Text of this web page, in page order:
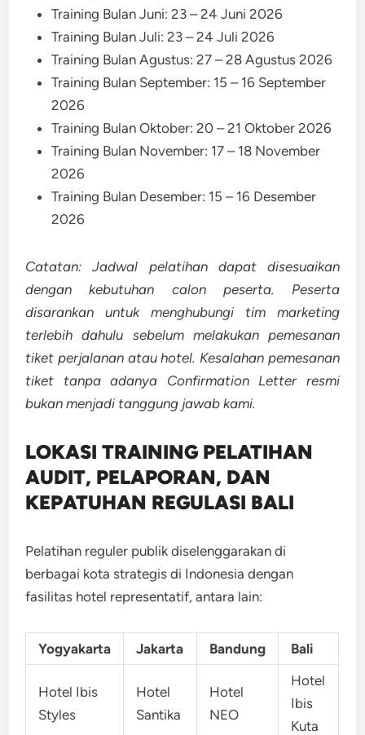
Training Bulan Juni: 23 – 24 Juni 2026
Training Bulan Juli: 23 – 24 Juli 2026
Training Bulan Agustus: 27 – 28 Agustus 2026
Training Bulan September: 15 – 16 September
2026
Training Bulan Oktober: 20 – 21 Oktober 2026
Training Bulan November: 17 – 18 November
2026
Training Bulan Desember: 15 – 16 Desember
2026
Catatan: Jadwal pelatihan dapat disesuaikan
dengan kebutuhan calon peserta. Peserta
disarankan untuk menghubungi tim marketing
terlebih dahulu sebelum melakukan pemesanan
tiket perjalanan atau hotel. Kesalahan pemesanan
tiket tanpa adanya Confirmation Letter resmi
bukan menjadi tanggung jawab kami.
LOKASI TRAINING PELATIHAN
AUDIT, PELAPORAN, DAN
KEPATUHAN REGULASI BALI
Pelatihan reguler publik diselenggarakan di
berbagai kota strategis di Indonesia dengan
fasilitas hotel representatif, antara lain:
Yogyakarta Jakarta Bandung Bali
Hotel Ibis
Styles
Hotel
Santika
Hotel
NEO
Hotel
Ibis
Kuta